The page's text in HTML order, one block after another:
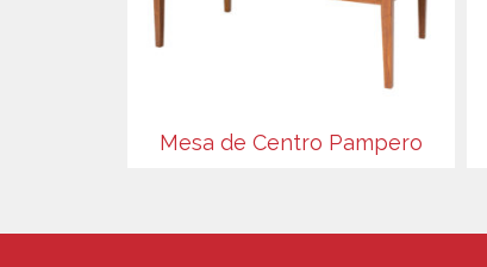
Mesa de Centro Pampero